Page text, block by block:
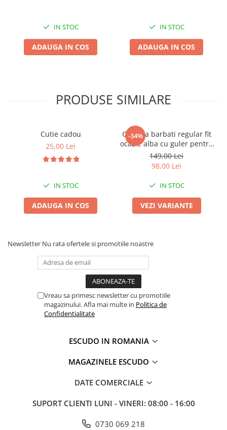
IN STOC
ADAUGA IN COS
IN STOC
ADAUGA IN COS
PRODUSE SIMILARE
Cutie cadou
25,00 Lei
IN STOC
ADAUGA IN COS
-34%
Camasa barbati regular fit
ocazie alba cu guler pentru
papion
149,00 Lei
98,00 Lei
IN STOC
VEZI VARIANTE
Newsletter Nu rata ofertele si promotiile noastre
Vreau sa primesc newsletter cu promotiile
magazinului. Afla mai multe in Politica de
Confidentialitate
ESCUDO IN ROMANIA
MAGAZINELE ESCUDO
DATE COMERCIALE
SUPORT CLIENTI LUNI - VINERI: 08:00 - 16:00
0730 069 218